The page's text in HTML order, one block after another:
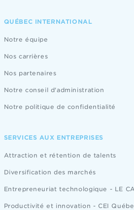
QUÉBEC INTERNATIONAL
Notre équipe
Nos carrières
Nos partenaires
Notre conseil d'administration
Notre politique de confidentialité
SERVICES AUX ENTREPRISES
Attraction et rétention de talents
Diversification des marchés
Entrepreneuriat technologique - LE
Productivité et innovation - CEI